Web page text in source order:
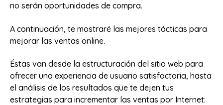
no serán oportunidades de compra.
A continuación, te mostraré las mejores tácticas para
mejorar las ventas online.
Éstas van desde la estructuración del sitio web para
ofrecer una experiencia de usuario satisfactoria, hasta
el análisis de los resultados que te dejen tus
estrategias para incrementar las ventas por Internet: